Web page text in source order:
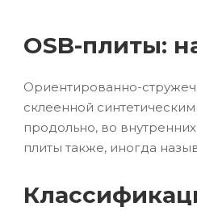
OSB-плиты:
Ориентированно-
склеенной
продольно, во
плиты также, иногда